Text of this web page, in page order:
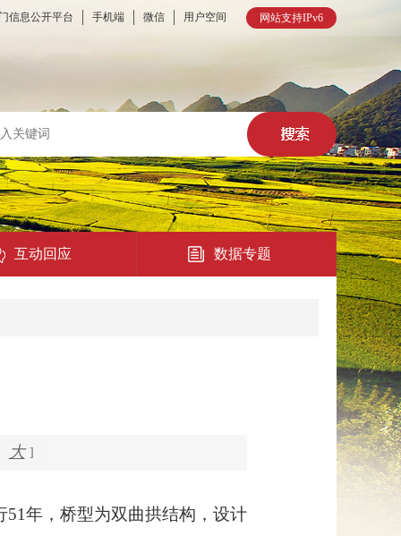
网站支持IPv6
信息公开平台 手机端 微信 用户空间
互动回应 数据专题
大 ]
51年，桥型为双曲拱结构，设计